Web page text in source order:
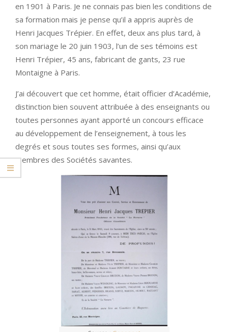
en 1901 à Paris. Je ne connais pas bien les conditions de
sa formation mais je pense qu’il a appris auprès de
Henri Jacques Trépier. En effet, deux ans plus tard, à
son mariage le 20 juin 1903, l’un de ses témoins est
Henri Trépier, 45 ans, fabricant de gants, 23 rue
Montaigne à Paris.
J’ai découvert que cet homme, était officier d’Académie,
distinction bien souvent attribuée à des enseignants ou
toutes personnes ayant apporté un concours efficace
au développement de l’enseignement, à tous les
degrés et sous toutes ses formes, ainsi qu’aux
membres des Sociétés savantes.